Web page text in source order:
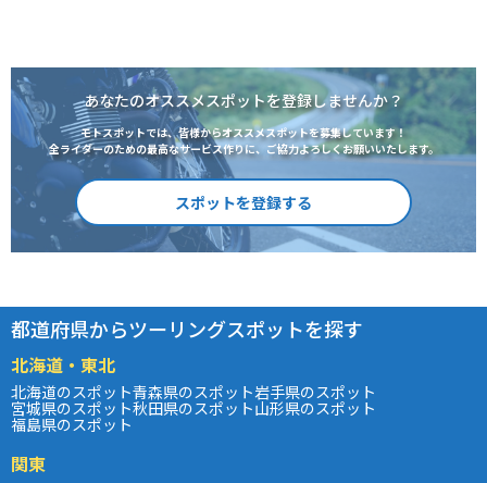
あなたのオススメスポットを登録しませんか？
モトスポットでは、皆様からオススメスポットを募集しています！
全ライダーのための最高なサービス作りに、ご協力よろしくお願いいたします。
スポットを登録する
都道府県からツーリングスポットを探す
北海道・東北
北海道のスポット青森県のスポット岩手県のスポット
宮城県のスポット秋田県のスポット山形県のスポット
福島県のスポット
関東